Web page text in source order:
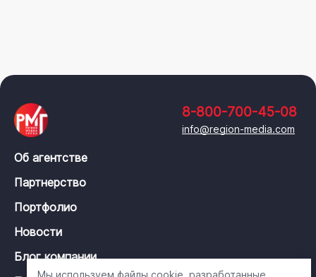
8-800-700-45-08
info@region-media.com
Об агентстве
Партнерство
Портфолио
Новости
Блог компании
Мы используем файлы cookie, разработанные